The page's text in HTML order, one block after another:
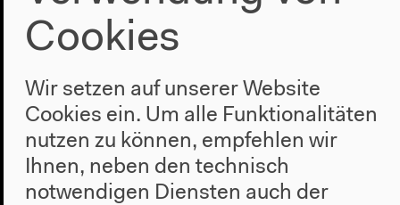
Wer erzählt?
Perspektive Ruanda
Cookies
Wir setzen auf unserer Website
Cookies ein. Um alle Funktionalitäten
nutzen zu können, empfehlen wir
Ihnen, neben den technisch
notwendigen Diensten auch der